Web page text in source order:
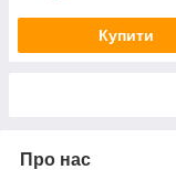
Купити
Про нас